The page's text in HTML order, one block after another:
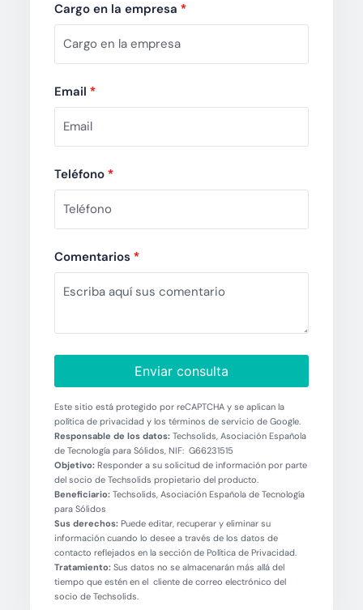
Cargo en la empresa *
Email *
Teléfono *
Comentarios *
Enviar consulta
Este sitio está protegido por reCAPTCHA y se aplican la
política de privacidad y los términos de servicio de Google.
Responsable de los datos:Techsolids, Asociación Española
de Tecnología para Sólidos, NIF: G66231515
Objetivo:Responder a su solicitud de información por parte
del socio de Techsolids propietario del producto.
Beneficiario:Techsolids, Asociación Española de Tecnología
para Sólidos
Sus derechos:Puede editar, recuperar y eliminar su
información cuando lo desee a través de los datos de
contacto reflejados en la sección de Política de Privacidad.
Tratamiento:Sus datos no se almacenarán más allá del
tiempo que estén en el cliente de correo electrónico del
socio de Techsolids.